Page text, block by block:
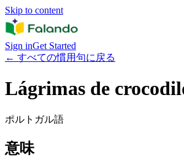
Skip to content
Sign inGet Started
← すべての慣用句に戻る
Lágrimas de
ポルトガル語
意味